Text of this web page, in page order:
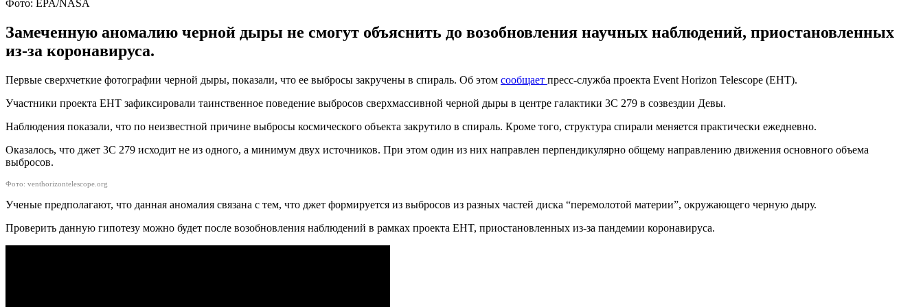
Фото: EPA/NASA
Замеченную аномалию черной дыры не смогут объяснить до возобновления научных наблюдений, приостановленных
из-за коронавируса.
Первые сверхчеткие фотографии черной дыры, показали, что ее выбросы закручены в спираль. Об этом сообщает пресс-служба проекта Event Horizon Telescope (EHT).
Участники проекта EHT зафиксировали таинственное поведение выбросов сверхмассивной черной дыры в центре галактики 3C 279 в созвездии Девы.
Наблюдения показали, что по неизвестной причине выбросы космического объекта закрутило в спираль. Кроме того, структура спирали меняется практически ежедневно.
Оказалось, что джет 3С 279 исходит не из одного, а минимум двух источников. При этом один из них направлен перпендикулярно общему направлению движения основного объема
выбросов.
Фото: venthorizontelescope.org
Ученые предполагают, что данная аномалия связана с тем, что джет формируется из выбросов из разных частей диска “перемолотой материи”, окружающего черную дыру.
Проверить данную гипотезу можно будет после возобновления наблюдений в рамках проекта EHT, приостановленных из-за пандемии коронавируса.